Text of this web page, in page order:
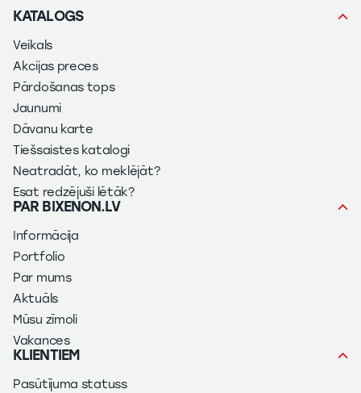
KATALOGS
Veikals
Akcijas preces
Pārdošanas tops
Jaunumi
Dāvanu karte
Tiešsaistes katalogi
Neatradāt, ko meklējāt?
Esat redzējuši lētāk?
PAR BIXENON.LV
Informācija
Portfolio
Par mums
Aktuāls
Mūsu zīmoli
Vakances
KLIENTIEM
Pasūtījuma statuss